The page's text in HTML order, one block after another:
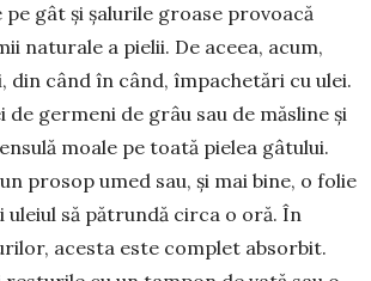
gât și șalurile groase provoacă
na­turale a pie­lii. De aceea, acum,
din când în când, împa­chetări cu ulei.
ger­meni de grâu sau de măs­li­ne și
moale pe toată pie­lea gâtului.
pro­sop umed sau, și mai bine, o folie
uleiul să pătrundă circa o oră. În
acesta este com­plet absor­bit.